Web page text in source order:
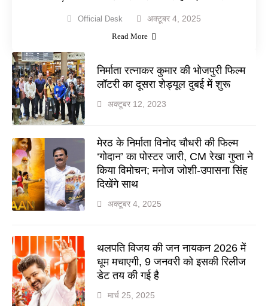
Official Desk अक्टूबर 4, 2025
Read More
निर्माता रत्नाकर कुमार की भोजपुरी फिल्म
लॉटरी का दूसरा शेड्यूल दुबई में शुरू
अक्टूबर 12, 2023
मेरठ के निर्माता विनोद चौधरी की फिल्म
‘गोदान’ का पोस्टर जारी, CM रेखा गुप्ता ने
किया विमोचन; मनोज जोशी-उपासना सिंह
दिखेंगे साथ
अक्टूबर 4, 2025
थलपति विजय की जन नायकन 2026 में
धूम मचाएगी, 9 जनवरी को इसकी रिलीज
डेट तय की गई है
मार्च 25, 2025